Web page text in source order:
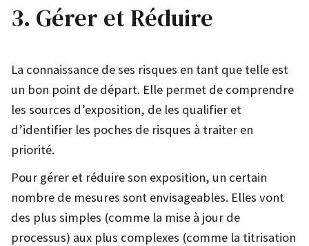
3. Gérer et Réduire
La connaissance de ses risques en tant que telle est
un bon point de départ. Elle permet de comprendre
les sources d’exposition, de les qualifier et
d’identifier les poches de risques à traiter en
priorité.
Pour gérer et réduire son exposition, un certain
nombre de mesures sont envisageables. Elles vont
des plus simples (comme la mise à jour de
processus) aux plus complexes (comme la titrisation